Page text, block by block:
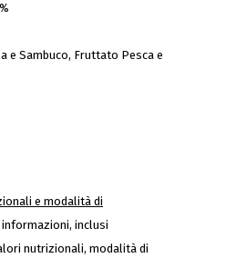
e Sambuco, Fruttato Pesca e
e modalità di
informazioni, inclusi
nutrizionali, modalità di